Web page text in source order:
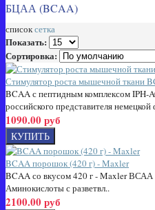
БЦАА (BCAA)
списоксетка
Показать:
Сортировка:
Стимулятор роста мышечной ткани
BCAA с пептидным комплексом IPH-
российского представителя немецкой
1090.00 руб
BCAA порошок (420 г) - Maxler
BCAA со вкусом 420 г - Maxler ВСАА
Аминокислоты с разветвл..
2100.00 руб